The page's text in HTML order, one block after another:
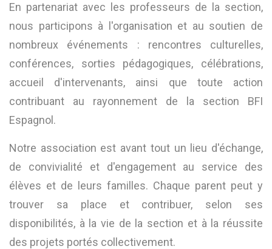
En partenariat avec les professeurs de la section,
nous participons à l'organisation et au soutien de
nombreux événements : rencontres culturelles,
conférences, sorties pédagogiques, célébrations,
accueil d'intervenants, ainsi que toute action
contribuant au rayonnement de la section BFI
Espagnol.
Notre association est avant tout un lieu d'échange,
de convivialité et d'engagement au service des
élèves et de leurs familles. Chaque parent peut y
trouver sa place et contribuer, selon ses
disponibilités, à la vie de la section et à la réussite
des projets portés collectivement.